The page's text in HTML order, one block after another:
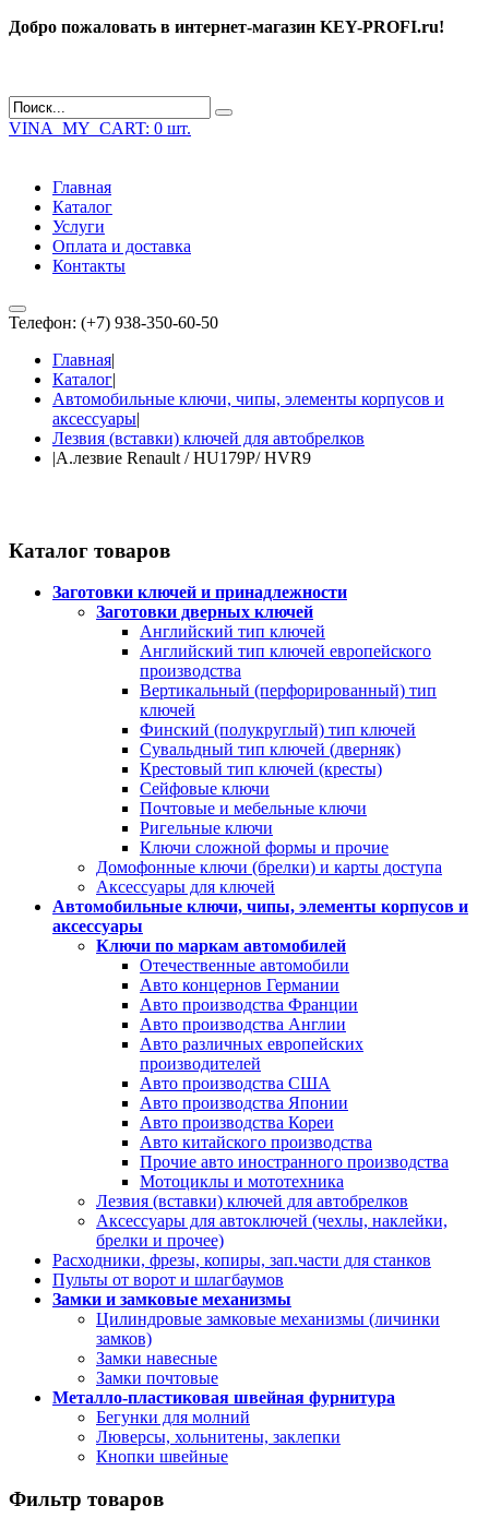
Добро пожаловать в интернет-магазин KEY-PROFI.ru!
VINA_MY_CART: 0 шт.
Главная
Каталог
Услуги
Оплата и доставка
Контакты
Телефон: (+7) 938-350-60-50
Главная|
Каталог|
Автомобильные ключи, чипы, элементы корпусов и
аксессуары|
Лезвия (вставки) ключей для автобрелков
|А.лезвие Renault / HU179P/ HVR9
Каталог товаров
Заготовки ключей и принадлежности
Заготовки дверных ключей
Английский тип ключей
Английский тип ключей европейского
производства
Вертикальный (перфорированный) тип
ключей
Финский (полукруглый) тип ключей
Сувальдный тип ключей (дверняк)
Крестовый тип ключей (кресты)
Сейфовые ключи
Почтовые и мебельные ключи
Ригельные ключи
Ключи сложной формы и прочие
Домофонные ключи (брелки) и карты доступа
Аксессуары для ключей
Автомобильные ключи, чипы, элементы корпусов и
аксессуары
Ключи по маркам автомобилей
Отечественные автомобили
Авто концернов Германии
Авто производства Франции
Авто производства Англии
Авто различных европейских
производителей
Авто производства США
Авто производства Японии
Авто производства Кореи
Авто китайского производства
Прочие авто иностранного производства
Мотоциклы и мототехника
Лезвия (вставки) ключей для автобрелков
Аксессуары для автоключей (чехлы, наклейки,
брелки и прочее)
Расходники, фрезы, копиры, зап.части для станков
Пульты от ворот и шлагбаумов
Замки и замковые механизмы
Цилиндровые замковые механизмы (личинки
замков)
Замки навесные
Замки почтовые
Металло-пластиковая швейная фурнитура
Бегунки для молний
Люверсы, хольнитены, заклепки
Кнопки швейные
Фильтр товаров